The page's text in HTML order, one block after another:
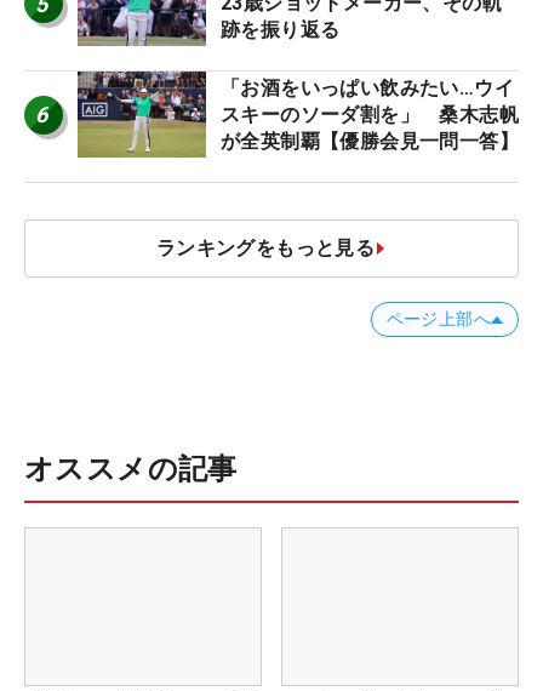
跡を振り返る
6
「お酒をいっぱい飲みたい…ウイ
スキーのソーダ割を」 桑木志帆
が全英制覇【優勝会見一問一答】
ランキングをもっと見る
ページ上部へ
オススメの記事